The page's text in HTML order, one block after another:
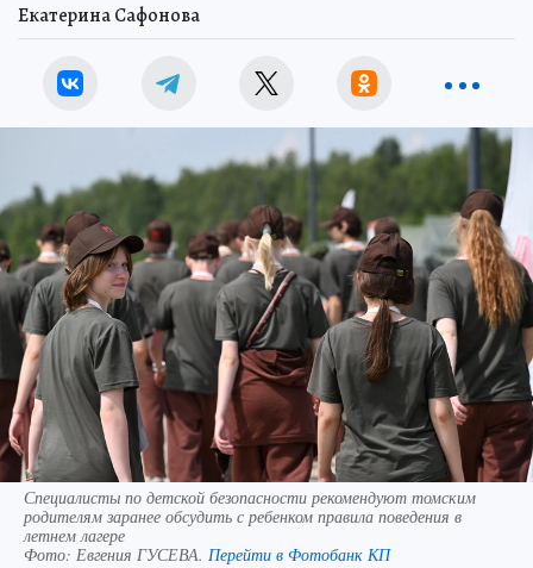
Екатерина Сафонова
Специалисты по детской безопасности рекомендуют томским
родителям заранее обсудить с ребенком правила поведения в
летнем лагере
Фото: Евгения ГУСЕВА. Перейти в Фотобанк КП